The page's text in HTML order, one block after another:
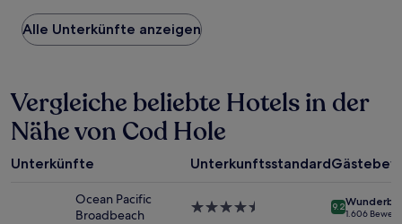
Preis
pro
Nacht,
den
letzten
24 Stunden
für
einen
1 Übernachtung
Alle Unterkünfte anzeigen
Vergleiche beliebte Hotels in der
Nähe von Cod Hole
Unterkünfte Unterkunftsstandard
Ocean Pacific
Broadbeach
4.5-
9.2
1.606